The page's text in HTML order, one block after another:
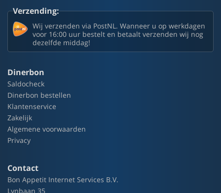
Verzending:
Wij verzenden via PostNL. Wanneer u op werkdagen
voor 16:00 uur bestelt en betaalt verzenden wij nog
dezelfde middag!
Dinerbon
Saldocheck
Dinerbon bestellen
Klantenservice
Zakelijk
Algemene voorwaarden
Privacy
Contact
Bon Appetit Internet Services B.V.
Lynbaan 35